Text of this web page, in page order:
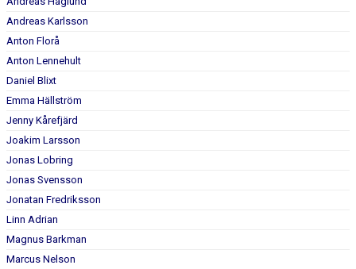
Andreas Karlsson
Anton Florå
Anton Lennehult
Daniel Blixt
Emma Hällström
Jenny Kårefjärd
Joakim Larsson
Jonas Lobring
Jonas Svensson
Jonatan Fredriksson
Linn Adrian
Magnus Barkman
Marcus Nelson